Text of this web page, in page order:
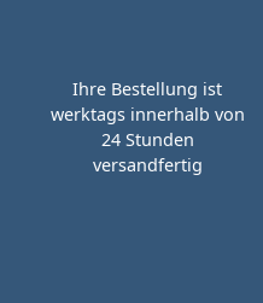
Ihre Bestellung ist
werktags innerhalb von
24 Stunden
versandfertig